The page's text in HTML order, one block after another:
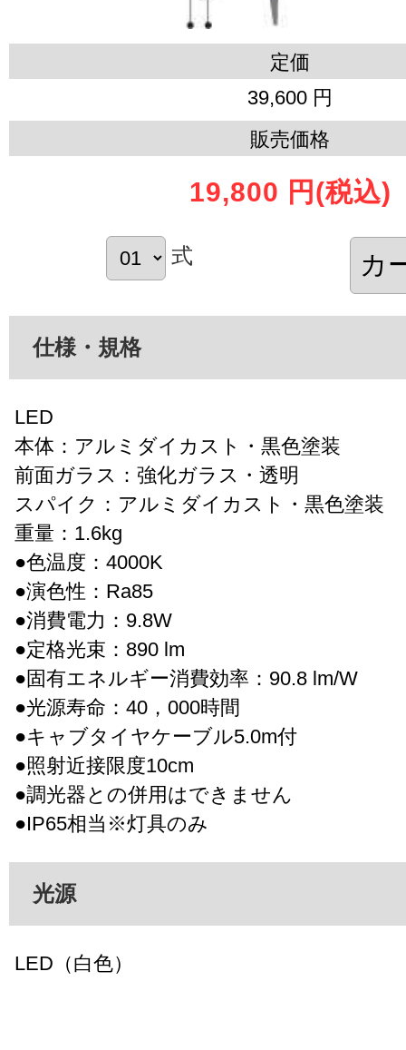
定価
39,600 円
販売価格
19,800 円 (税込)
式
仕様・規格
LED
本体：アルミダイカスト・黒色塗装
前面ガラス：強化ガラス・透明
スパイク：アルミダイカスト・黒色塗装
重量：1.6kg
●色温度：4000K
●演色性：Ra85
●消費電力：9.8W
●定格光束：890 lm
●固有エネルギー消費効率：90.8 lm/W
●光源寿命：40，000時間
●キャブタイヤケーブル5.0m付
●照射近接限度10cm
●調光器との併用はできません
●IP65相当※灯具のみ
光源
LED（白色）